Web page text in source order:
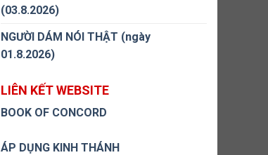
(03.8.2026)
NGƯỜI DÁM NÓI THẬT (ngày
01.8.2026)
LIÊN KẾT WEBSITE
BOOK OF CONCORD
ÁP DỤNG KINH THÁNH